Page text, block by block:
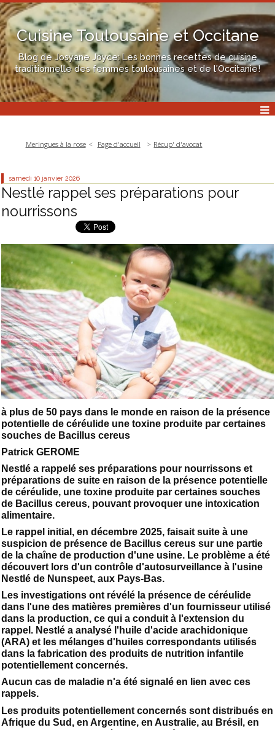
Cuisine Toulousaine et Occitane
Blog de Josyane Joyce: Les bonnes recettes de cuisine
traditionnelle des femmes toulousaines et de l'Occitanie!
Meringues à la rose Page d'accueil Récup' d'avocat
samedi 10 janvier 2026
Nestlé rappel ses préparations pour
nourrissons
à plus de 50 pays dans le monde en raison de la présence
potentielle de céréulide une toxine produite par certaines
souches de Bacillus cereus
Patrick GEROME
Nestlé a rappelé ses préparations pour nourrissons et
préparations de suite en raison de la présence potentielle
de céréulide, une toxine produite par certaines souches
de Bacillus cereus, pouvant provoquer une intoxication
alimentaire.
Le rappel initial, en décembre 2025, faisait suite à une
suspicion de présence de Bacillus cereus sur une partie
de la chaîne de production d'une usine. Le problème a été
découvert lors d'un contrôle d'autosurveillance à l'usine
Nestlé de Nunspeet, aux Pays-Bas.
Les investigations ont révélé la présence de céréulide
dans l'une des matières premières d'un fournisseur utilisé
dans la production, ce qui a conduit à l'extension du
rappel. Nestlé a analysé l'huile d'acide arachidonique
(ARA) et les mélanges d'huiles correspondants utilisés
dans la fabrication des produits de nutrition infantile
potentiellement concernés.
Aucun cas de maladie n'a été signalé en lien avec ces
rappels.
Les produits potentiellement concernés sont distribués en
Afrique du Sud, en Argentine, en Australie, au Brésil, en